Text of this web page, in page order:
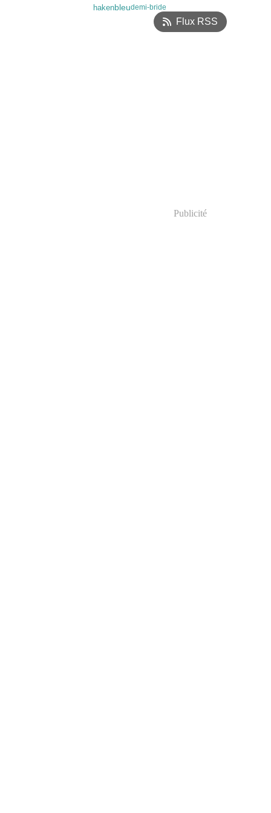
hakenbleudemi-bride
Flux RSS
Publicité